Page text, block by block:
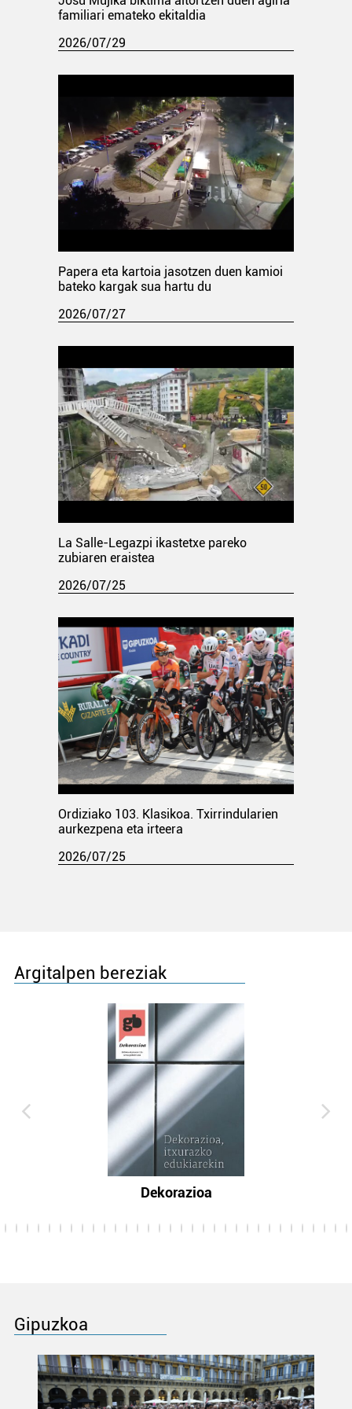
familiari emateko ekitaldia
2026/07/29
Papera eta kartoia jasotzen duen kamioi
bateko kargak sua hartu du
2026/07/27
La Salle-Legazpi ikastetxe pareko
zubiaren eraistea
2026/07/25
Ordiziako 103. Klasikoa. Txirrindularien
aurkezpena eta irteera
2026/07/25
Argitalpen bereziak
Dekorazioa
Gipuzkoa